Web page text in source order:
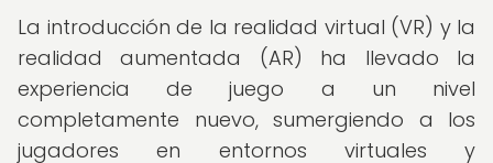
La introducción de la realidad virtual (VR) y la
realidad aumentada (AR) ha llevado la
experiencia de juego a un nivel
completamente nuevo, sumergiendo a los
jugadores en entornos virtuales y